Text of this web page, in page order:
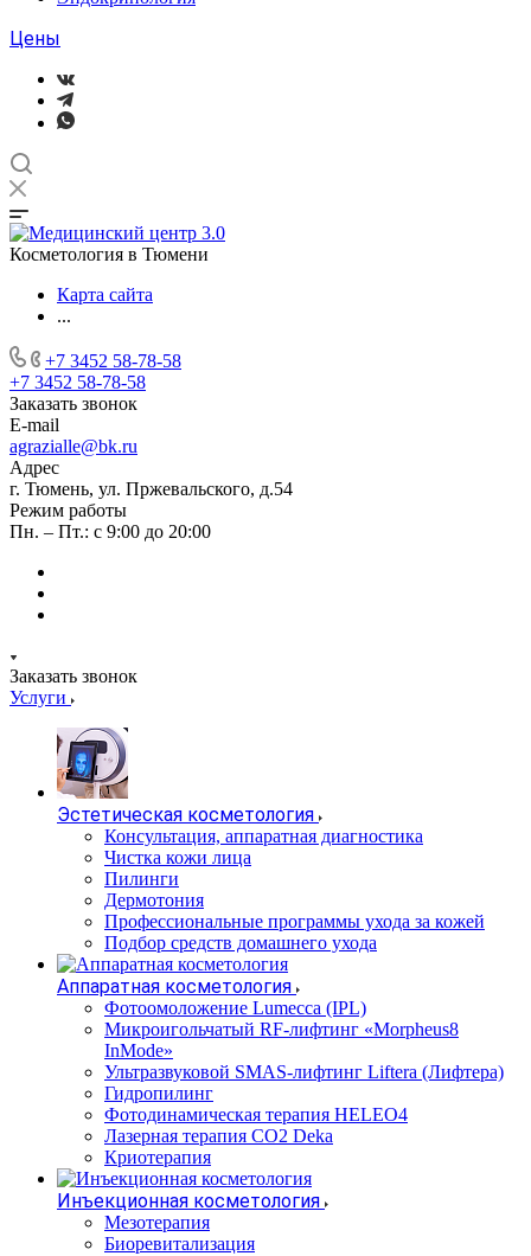
Цены
Косметология в Тюмени
Карта сайта
...
+7 3452 58-78-58
+7 3452 58-78-58
Заказать звонок
E-mail
agrazialle@bk.ru
Адрес
г. Тюмень, ул. Пржевальского, д.54
Режим работы
Пн. – Пт.: с 9:00 до 20:00
Заказать звонок
Услуги
Эстетическая косметология
Консультация, аппаратная диагностика
Чистка кожи лица
Пилинги
Дермотония
Профессиональные программы ухода за кожей
Подбор средств домашнего ухода
Аппаратная косметология
Фотоомоложение Lumecca (IPL)
Микроигольчатый RF-лифтинг «Morpheus8
InMode»
Ультразвуковой SMAS-лифтинг Liftera (Лифтера)
Гидропилинг
Фотодинамическая терапия HELEO4
Лазерная терапия CO2 Deka
Криотерапия
Инъекционная косметология
Мезотерапия
Биоревитализация